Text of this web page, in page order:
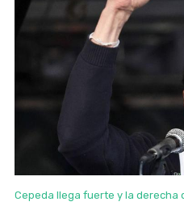
Cepeda llega fuerte y la derecha